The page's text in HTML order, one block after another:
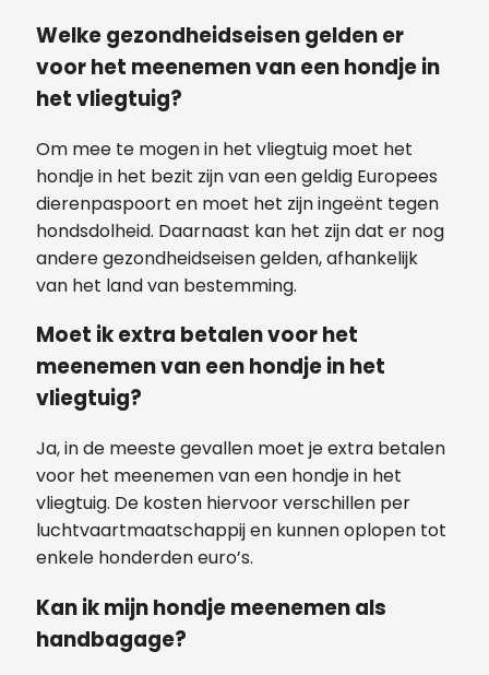
Welke gezondheidseisen gelden er
voor het meenemen van een hondje in
het vliegtuig?
Om mee te mogen in het vliegtuig moet het
hondje in het bezit zijn van een geldig Europees
dierenpaspoort en moet het zijn ingeënt tegen
hondsdolheid. Daarnaast kan het zijn dat er nog
andere gezondheidseisen gelden, afhankelijk
van het land van bestemming.
Moet ik extra betalen voor het
meenemen van een hondje in het
vliegtuig?
Ja, in de meeste gevallen moet je extra betalen
voor het meenemen van een hondje in het
vliegtuig. De kosten hiervoor verschillen per
luchtvaartmaatschappij en kunnen oplopen tot
enkele honderden euro’s.
Kan ik mijn hondje meenemen als
handbagage?